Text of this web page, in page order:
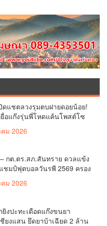
ดแชตลวงรุมตบฝายดอยน้อย!
ยื่อแก๊งรุ่นพี่โหดแค้นโพสต์โซ
าลั่นฟ้องเอาผิดถึงที่สุด
ม 2026
กต.ตร.สภ.สันทราย ดวลแข้ง
ชมป์ฟุตบอลวันรพี 2569 ครอง
ยศประธานศาลฎีกา
ม 2026
ยิงปะทะเดือดแก๊งขนยา
ยงแสน ยึดยาบ้าเฉียด 2 ล้าน